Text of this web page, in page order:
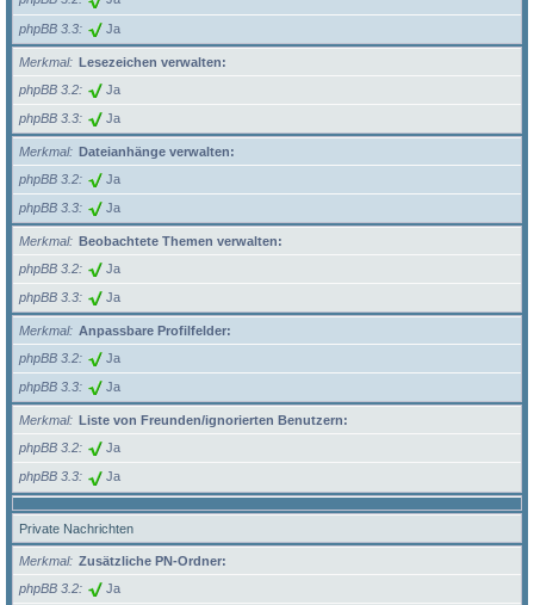
phpBB 3.3 Ja
Merkmal
Lesezeichen verwalten:
phpBB 3.2
Ja
phpBB 3.3 Ja
Merkmal
Dateianhänge verwalten:
phpBB 3.2
Ja
phpBB 3.3 Ja
Merkmal
Beobachtete Themen verwalten:
phpBB 3.2
Ja
phpBB 3.3 Ja
Merkmal
Anpassbare Profilfelder:
phpBB 3.2
Ja
phpBB 3.3 Ja
Merkmal
Liste von Freunden/ignorierten Benutzern:
phpBB 3.2
Ja
phpBB 3.3 Ja
Private Nachrichten
Merkmal
Zusätzliche PN-Ordner:
phpBB 3.2
Ja